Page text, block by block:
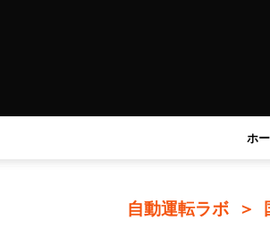
ホ
自動運転ラボ ＞